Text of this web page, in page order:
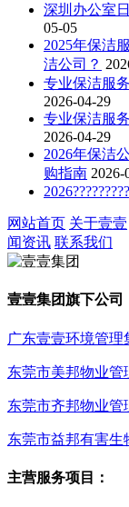
深圳办公室
05-05
2025年保洁
洁公司？
专业保洁服
2026-04-29
专业保洁服
2026-04-29
2026年保洁
购指南 2026-
网站首页 关于壹壹
闻资讯 联系我们
壹壹集团旗下公司
广东壹壹环境管理
东莞市美邦物业管
东莞市齐邦物业管
东莞市益邦有害生
主营服务项目：